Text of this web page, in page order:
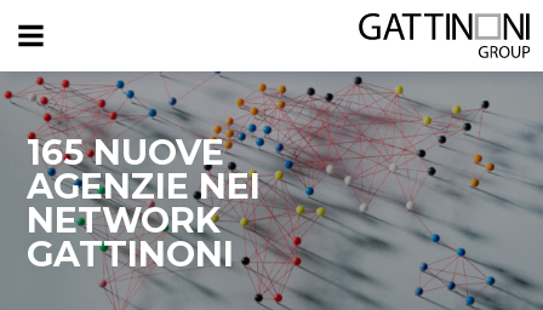
165 NUOVE
AGENZIE NEI
NETWORK
GATTINONI